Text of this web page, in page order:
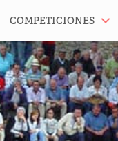
COMPETICIONES